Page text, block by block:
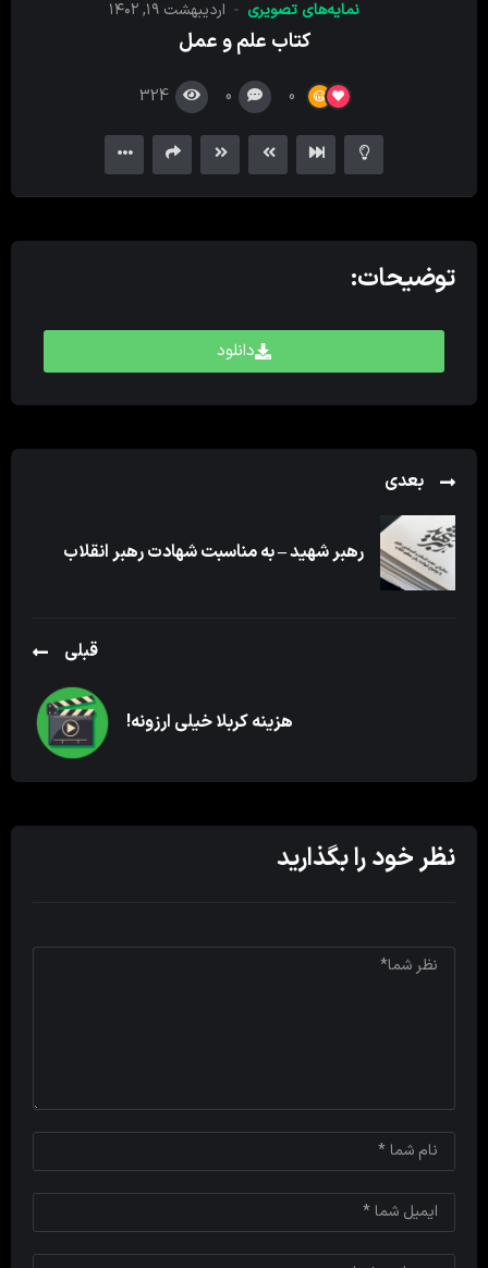
نمایه‌های تصویری اردیبهشت ۱۹, ۱۴۰۲
کتاب علم و عمل
0
0
324
توضیحات:
دانلود
بعدی
رهبر شهید – به مناسبت شهادت رهبر انقلاب
قبلی
هزینه کربلا خیلی ارزونه!
نظر خود را بگذارید